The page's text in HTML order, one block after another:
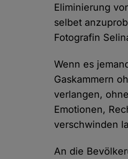
Eliminierung
selbet
Fotografin
Wenn es
Gaskammern
verlangen,
Emotionen,
verschwinden
An die